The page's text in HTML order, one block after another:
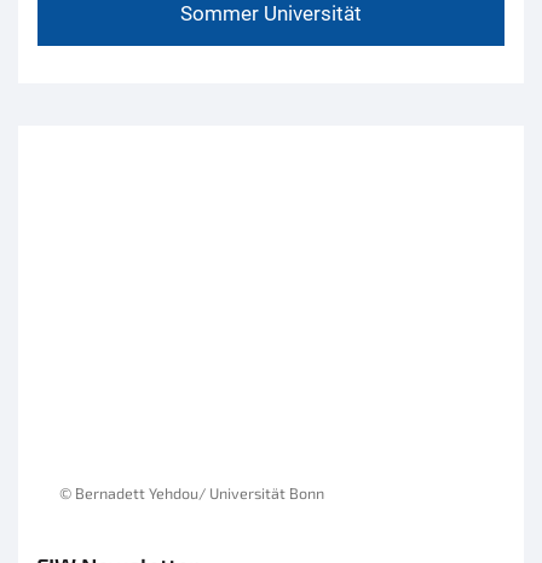
Sommer Universität
© Bernadett Yehdou/ Universität Bonn